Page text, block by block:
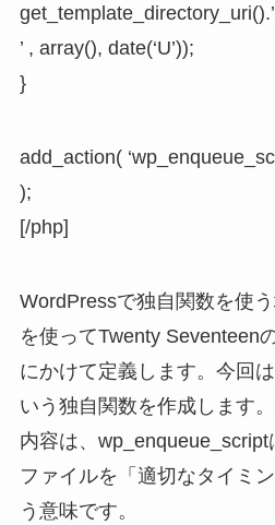
’ , array(), date(‘U’));
}
add_action(
);
[/php]
WordPressで独自関数を使
を使ってTwenty Seventeen
にかけて定義します。今回
いう独自関数を作成します
内容は、wp_enqueue_script
ファイルを「適切なタイミ
う意味です。